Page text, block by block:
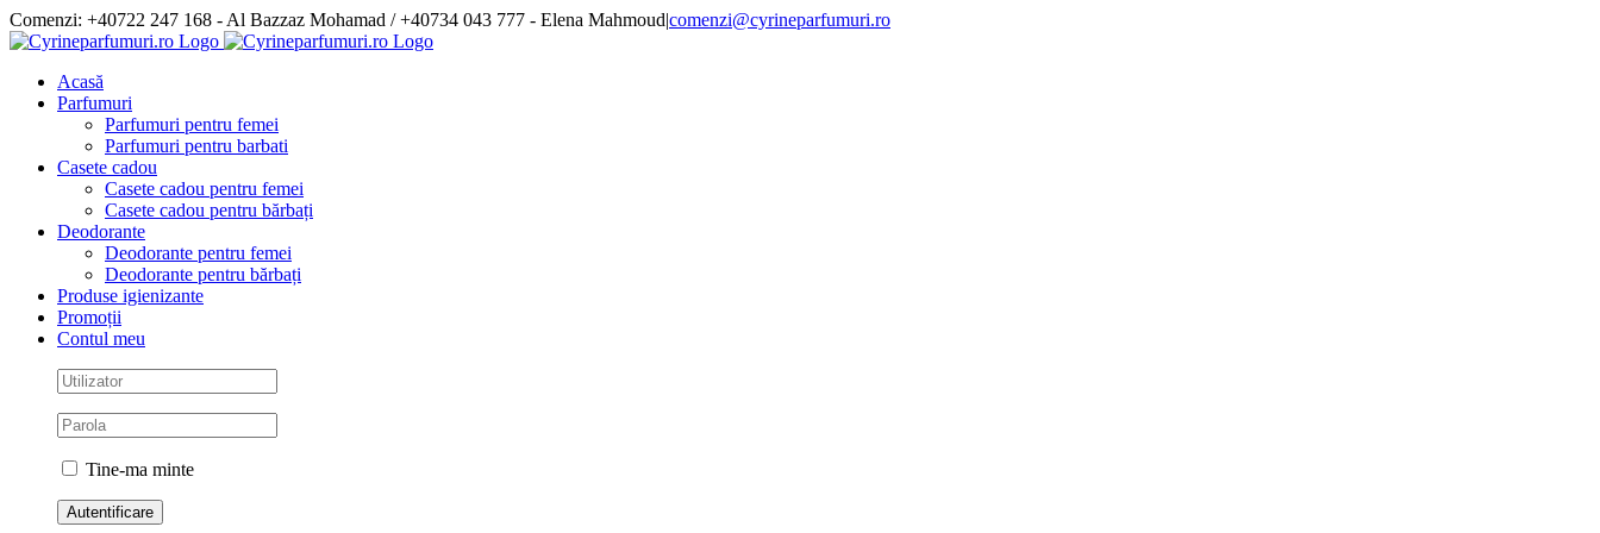
Skip
to
Comenzi: +40722 247 168 - Al Bazzaz Mohamad / +40734 043 777 - Elena Mahmoud|comenzi@cyrineparfumuri.ro
Facebook
Acasă
Parfumuri
Parfumuri pentru femei
Parfumuri pentru barbati
Casete cadou
Casete cadou pentru femei
Casete cadou pentru bărbați
Deodorante
Deodorante pentru femei
Deodorante pentru bărbați
Produse igienizante
Promoții
Contul meu
Tine-ma minte